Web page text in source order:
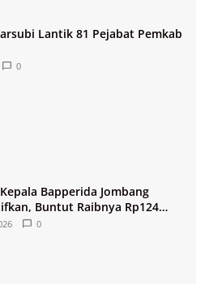
Lantik 81 Pejabat Pemkab
0
Bapperida Jombang
Buntut Raibnya Rp124
Sejahtera
0